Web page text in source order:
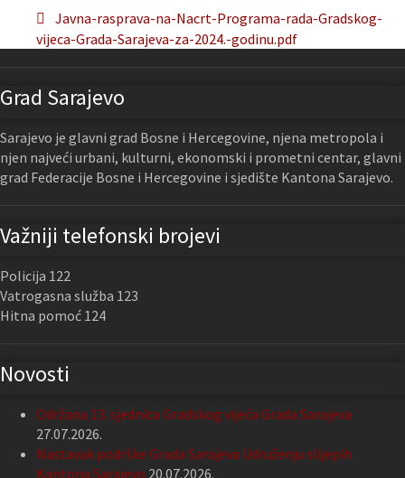
Javna-rasprava-na-Nacrt-Programa-rada-Gradskog-
vijeca-Grada-Sarajeva-za-2024.-godinu.pdf
Grad Sarajevo
Sarajevo je glavni grad Bosne i Hercegovine, njena metropola i
njen najveći urbani, kulturni, ekonomski i prometni centar, glavni
grad Federacije Bosne i Hercegovine i sjedište Kantona Sarajevo.
Važniji telefonski brojevi
Policija 122
Vatrogasna služba 123
Hitna pomoć 124
Novosti
Održana 13. sjednica Gradskog vijeća Grada Sarajeva
27.07.2026.
Nastavak podrške Grada Sarajeva Udruženju slijepih
Kantona Sarajevo 20.07.2026.